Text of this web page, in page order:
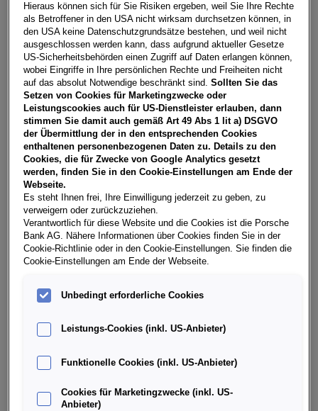
Händler kontaktieren
Online-Abschluss anfragen
**Freibleibendes Musterangebot für Restwert Leasing inkl.
USt, NoVA, zzgl. gesetzl. Vertragsgebühr EUR 145,14 und
Bearbeitungskosten EUR 0,00. Gesamtleasingbetrag EUR
25.700,00, Restwert EUR 9.612,00, Sollzinssatz 7,31%
variabel, Effektivzinssatz 8,57% variabel, Gesamtbetrag EUR
31.748,54. Ihr Verkaufsberater freut sich darauf, Ihnen ein
individuelles Angebot erstellen zu können.
Teilen PDF herunterladen
Weitere Infos & Daten
Fahrzeugdaten
Finanzierung über die Porsche Bank
Händlerinformation
Hieraus können sich für Sie Risiken ergeben, weil Sie Ihre Rechte
als Betroffener in den USA nicht wirksam durchsetzen können, in
den USA keine Datenschutzgrundsätze bestehen, und weil nicht
ausgeschlossen werden kann, dass aufgrund aktueller Gesetze
US-Sicherheitsbehörden einen Zugriff auf Daten erlangen können,
wobei Eingriffe in Ihre persönlichen Rechte und Freiheiten nicht
auf das absolut Notwendige beschränkt sind.Sollten Sie das
Setzen von Cookies für Marketingzwecke oder
Leistungscookies auch für US-Dienstleister erlauben, dann
stimmen Sie damit auch gemäß Art 49 Abs 1 lit a) DSGVO
der Übermittlung der in den entsprechenden Cookies
enthaltenen personenbezogenen Daten zu. Details zu den
Cookies, die für Zwecke von Google Analytics gesetzt
werden, finden Sie in den Cookie-Einstellungen am Ende der
Webseite.
Es steht Ihnen frei, Ihre Einwilligung jederzeit zu geben, zu
verweigern oder zurückzuziehen.
Verantwortlich für diese Website und die Cookies ist die Porsche
Bank AG. Nähere Informationen über Cookies finden Sie in der
Cookie-Richtlinie oder in den Cookie-Einstellungen. Sie finden die
Cookie-Einstellungen am Ende der Webseite.
Unbedingt erforderliche Cookies
Leistungs-Cookies (inkl. US-Anbieter)
Funktionelle Cookies (inkl. US-Anbieter)
Cookies für Marketingzwecke (inkl. US-
Anbieter)